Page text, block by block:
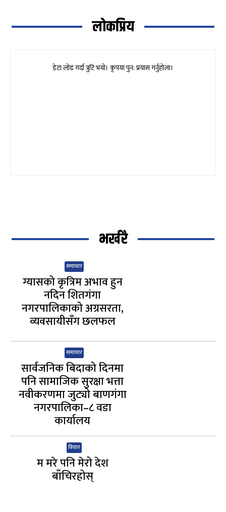
लोकप्रिय
डेटा लोड गर्दा त्रुटि भयो। कृपया पुन: प्रयास गर्नुहोला।
भर्खरै
समाचार
ग्यासको कृत्रिम अभाव हुन
नदिन शितगंगा
नगरपालिकाको अग्रसरता,
व्यवसायीसँग छलफल
समाचार
सार्वजनिक बिदाको दिनमा
पनि सामाजिक सुरक्षा भत्ता
नवीकरणमा जुट्यो बाणगंगा
नगरपालिका–८ वडा
कार्यालय
विचार
म मरे पनि मेरो देश
बाँचिरहोस्